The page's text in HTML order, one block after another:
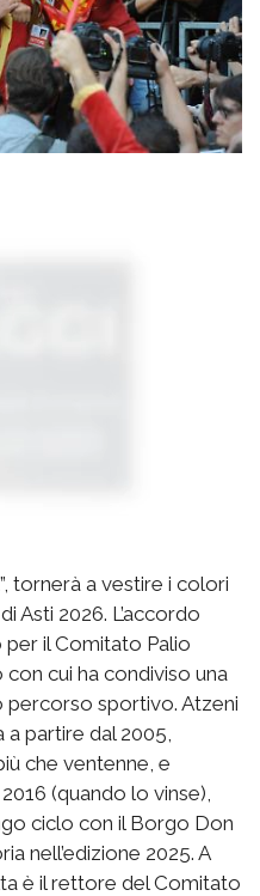
tornerà a vestire i colori
Asti 2026. L’accordo
il Comitato Palio
cui ha condiviso una
sportivo. Atzeni
partire dal 2005,
che ventenne, e
(quando lo vinse),
ciclo con il Borgo Don
nell’edizione 2025. A
è il rettore del Comitato